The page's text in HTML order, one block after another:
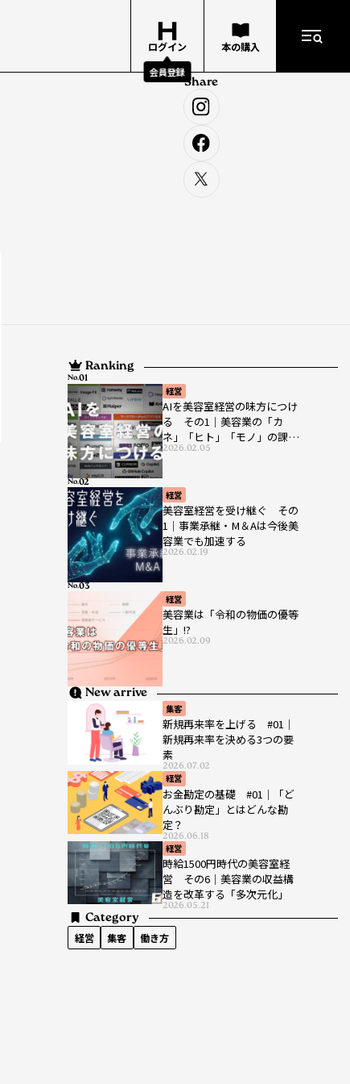
ログイン
会員登録
本の購入
Share
Ranking
経営
AIを美容室経営の味方につけ
る その1｜美容業の「カ
ネ」「ヒト」「モノ」の課題
を解決する生成AIの今
2026.02.05
No.
経営
美容室経営を受け継ぐ その
1｜事業承継・M＆Aは今後美
容業でも加速する
2026.02.19
No.
経営
美容業は「令和の物価の優等
生」!?
2026.02.09
No.
New arrive
集客
新規再来率を上げる #01｜
新規再来率を決める3つの要
素
2026.07.02
経営
お金勘定の基礎 #01｜「ど
んぶり勘定」とはどんな勘
定？
2026.06.18
経営
時給1500円時代の美容室経
営 その6｜美容業の収益構
造を改革する「多次元化」
2026.05.21
Category
経営 集客 働き方